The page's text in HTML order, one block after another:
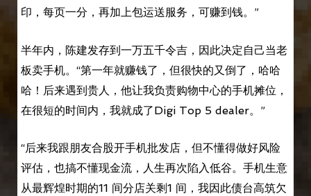
印，每页一分，再加上包运送服务，可赚到钱。”
半年内，陈建发存到一万五千令吉，因此决定自己当老
板卖手机。“第一年就赚钱了，但很快的又倒了，哈哈
哈！后来遇到贵人，他让我负责购物中心的手机摊位，
在很短的时间内，我就成了Digi Top 5 dealer。”
“后来我跟朋友合股开手机批发店，但不懂得做好风险
评估，也搞不懂现金流，人生再次陷入低谷。手机生意
从最辉煌时期的11 间分店关剩1 间，我因此债台高筑欠